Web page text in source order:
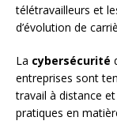
télétravailleurs et
d’évolution de
La cybersécurité
entreprises sont
travail à distance
pratiques en